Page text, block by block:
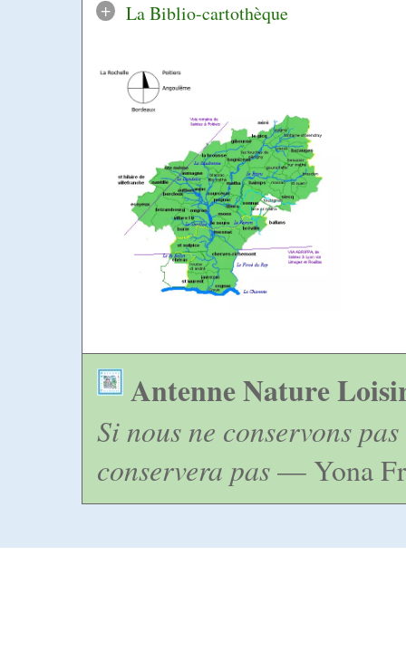
+
La Biblio-cartothèque
Antenne Nature
Si nous ne conservons
conservera pas— Yona